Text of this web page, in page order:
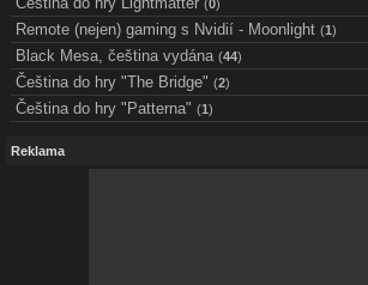
(0)
Remote (nejen) gaming s Nvidií - Moonlight (1 )
Black Mesa, čeština vydána (44)
Čeština do hry "The Bridge" (2)
Čeština do hry "Patterna" (1 )
Reklama